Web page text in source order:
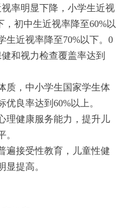
率明显下降，小学生近视
，初中生近视率降至60%以
生近视率降至70%以下。0
和视力检查覆盖率达到
质，中小学生国家学生体
优良率达到60%以上。
理健康服务能力，提升儿
。
遍接受性教育，儿童性健
显提高。